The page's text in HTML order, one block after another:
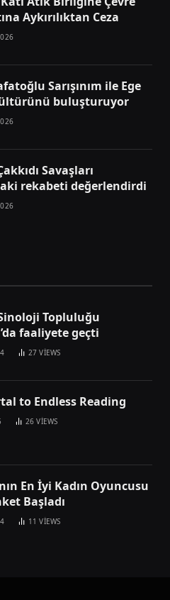
Aykırılıktan Ceza
Sarışınım ile Ege
buluşturuyor
Savaşları
rekabeti değerlendirdi
Topluluğu
faaliyete geçti
27VIEWS
to Endless Reading
26VIEWS
En İyi Kadın Oyuncusu
Başladı
11VIEWS